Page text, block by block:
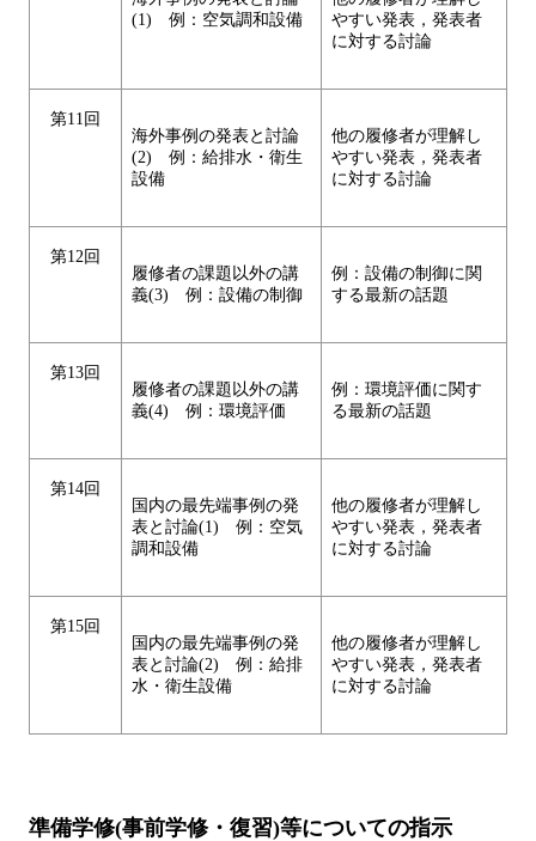
(1) 例：空気調和設備
やすい発表，発表者
に対する討論
第11回
海外事例の発表と討論
(2) 例：給排水・衛生
設備
他の履修者が理解し
やすい発表，発表者
に対する討論
第12回
履修者の課題以外の講
義(3) 例：設備の制御
例：設備の制御に関
する最新の話題
第13回
履修者の課題以外の講
義(4) 例：環境評価
例：環境評価に関す
る最新の話題
第14回
国内の最先端事例の発
表と討論(1) 例：空気
調和設備
他の履修者が理解し
やすい発表，発表者
に対する討論
第15回
国内の最先端事例の発
表と討論(2) 例：給排
水・衛生設備
他の履修者が理解し
やすい発表，発表者
に対する討論
準備学修(事前学修・復習)等についての指示